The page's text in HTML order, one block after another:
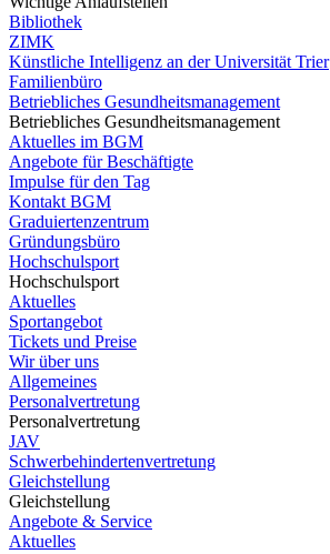
Bibliothek
ZIMK
Künstliche Intelligenz an der Universität Trier
Familienbüro
Betriebliches Gesundheitsmanagement
Betriebliches Gesundheitsmanagement
Aktuelles im BGM
Angebote für Beschäftigte
Impulse für den Tag
Kontakt BGM
Graduiertenzentrum
Gründungsbüro
Hochschulsport
Hochschulsport
Aktuelles
Sportangebot
Tickets und Preise
Wir über uns
Allgemeines
Personalvertretung
Personalvertretung
JAV
Schwerbehindertenvertretung
Gleichstellung
Gleichstellung
Angebote & Service
Aktuelles